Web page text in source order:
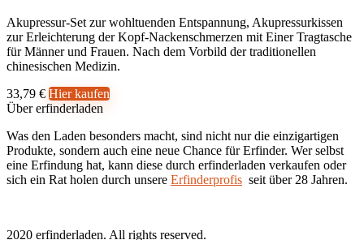
Akupressur-Set zur wohltuenden Entspannung, Akupressurkissen
zur Erleichterung der Kopf-Nackenschmerzen mit Einer Tragtasche
für Männer und Frauen. Nach dem Vorbild der traditionellen
chinesischen Medizin.
33,79 € Hier kaufen
Über erfinderladen
Was den Laden besonders macht, sind nicht nur die einzigartigen
Produkte, sondern auch eine neue Chance für Erfinder. Wer selbst
eine Erfindung hat, kann diese durch erfinderladen verkaufen oder
sich ein Rat holen durch unsere Erfinderprofis seit über 28 Jahren.
2020 erfinderladen. All rights reserved.